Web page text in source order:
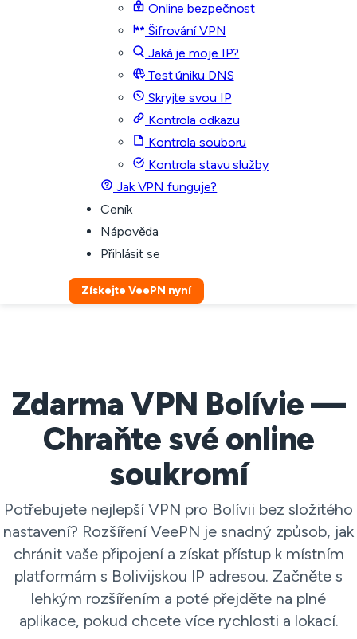
Online bezpečnost
Šifrování VPN
Jaká je moje IP?
Test úniku DNS
Skryjte svou IP
Kontrola odkazu
Kontrola souboru
Kontrola stavu služby
Jak VPN funguje?
Ceník
Nápověda
Přihlásit se
Získejte VeePN nyní
Zdarma VPN Bolívie —
Chraňte své online
soukromí
Potřebujete nejlepší VPN pro Bolívii bez složitého
nastavení? Rozšíření VeePN je snadný způsob, jak
chránit vaše připojení a získat přístup k místním
platformám s Bolivijskou IP adresou. Začněte s
lehkým rozšířením a poté přejděte na plné
aplikace, pokud chcete více rychlosti a lokací.